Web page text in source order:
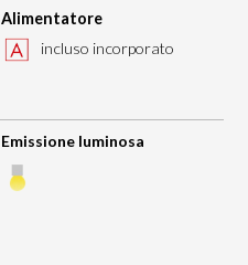
Alimentatore
incluso incorporato
Emissione luminosa